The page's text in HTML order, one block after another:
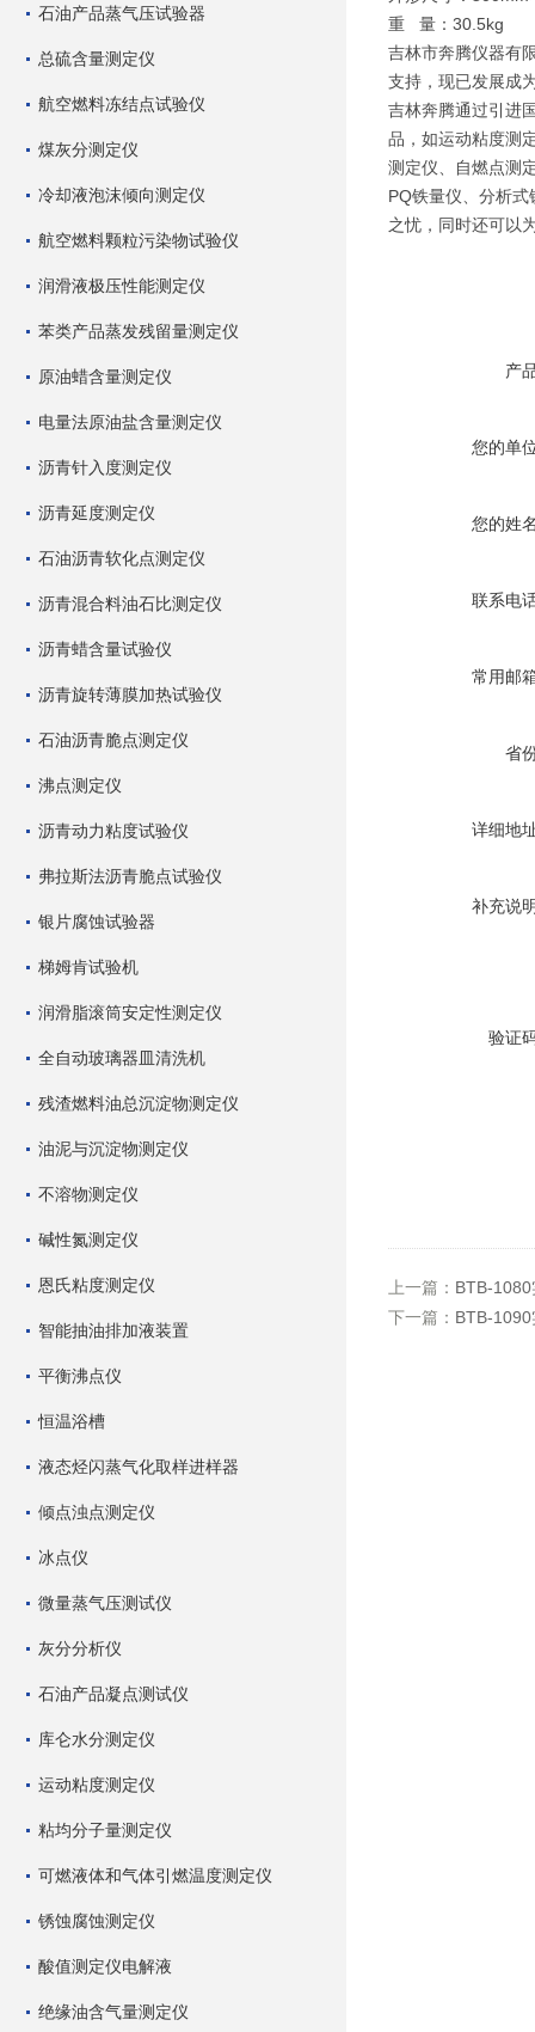
石油产品蒸气压试验器
总硫含量测定仪
航空燃料冻结点试验仪
煤灰分测定仪
冷却液泡沫倾向测定仪
航空燃料颗粒污染物试验仪
润滑液极压性能测定仪
苯类产品蒸发残留量测定仪
原油蜡含量测定仪
电量法原油盐含量测定仪
沥青针入度测定仪
沥青延度测定仪
石油沥青软化点测定仪
沥青混合料油石比测定仪
沥青蜡含量试验仪
沥青旋转薄膜加热试验仪
石油沥青脆点测定仪
沸点测定仪
沥青动力粘度试验仪
弗拉斯法沥青脆点试验仪
银片腐蚀试验器
梯姆肯试验机
润滑脂滚筒安定性测定仪
全自动玻璃器皿清洗机
残渣燃料油总沉淀物测定仪
油泥与沉淀物测定仪
不溶物测定仪
碱性氮测定仪
恩氏粘度测定仪
智能抽油排加液装置
平衡沸点仪
恒温浴槽
液态烃闪蒸气化取样进样器
倾点浊点测定仪
冰点仪
微量蒸气压测试仪
灰分分析仪
石油产品凝点测试仪
库仑水分测定仪
运动粘度测定仪
粘均分子量测定仪
可燃液体和气体引燃温度测定仪
锈蚀腐蚀测定仪
酸值测定仪电解液
绝缘油含气量测定仪
重 量：30.5kg
吉林市奔腾仪器有
支持，现已发展成
吉林奔腾通过引进
品，如运动粘度测
测定仪、自燃点测
PQ铁量仪、分析
之忧，同时还可以
产
您的单
您的姓
联系电
常用邮
省
详细地
补充说
验证
上一篇： BTB-
下一篇： BTB-